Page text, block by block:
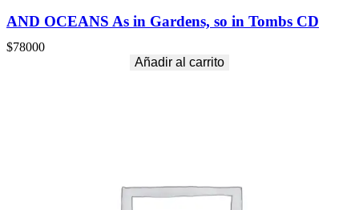
AND OCEANS As in Gardens, so in Tombs CD
$78000
Añadir al carrito